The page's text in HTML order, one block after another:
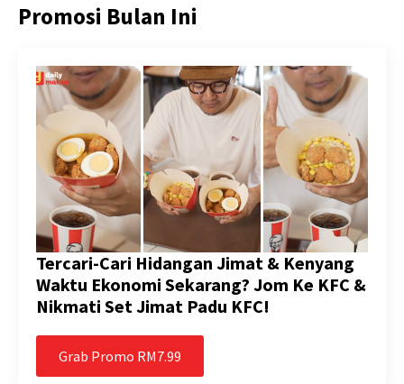
Promosi Bulan Ini
Tercari-Cari Hidangan Jimat & Kenyang
Waktu Ekonomi Sekarang? Jom Ke KFC &
Nikmati Set Jimat Padu KFC!
Grab Promo RM7.99